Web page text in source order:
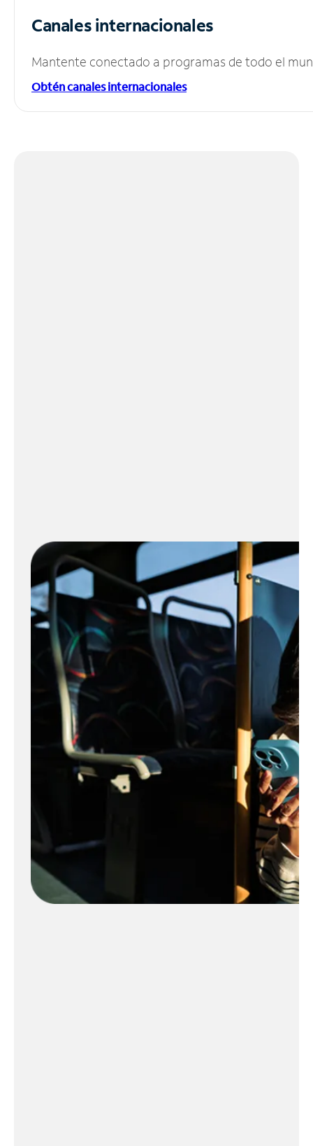
Canales internacionales
Mantente conectado a programas de todo el
Obtén canales internacionales